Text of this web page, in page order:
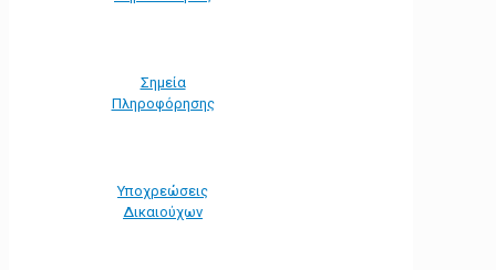
Σημεία
Πληροφόρησης
Υποχρεώσεις
Δικαιούχων